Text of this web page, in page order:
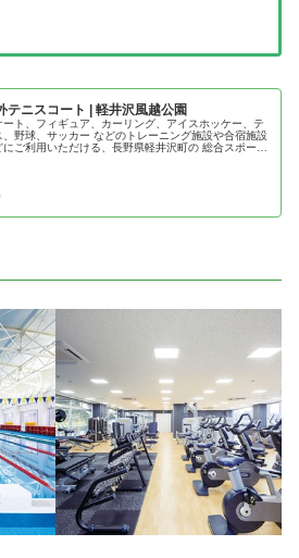
テニスコート | 軽井沢風越公園
ート、フィギュア、カーリング、アイスホッケー、テ
、野球、サッカー などのトレーニング施設や合宿施設
にご利用いただける、長野県軽井沢町の 総合スポーツ